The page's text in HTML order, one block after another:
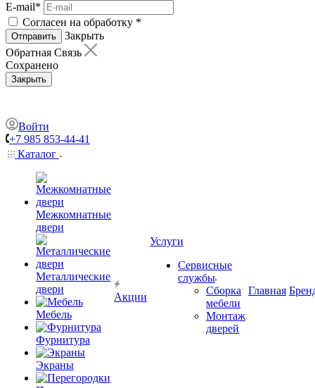
E-mail*
Согласен на обработку *
Отправить
Закрыть
Обратная Связь
Сохранено
Закрыть
Войти
+7 985 853-44-41
Каталог
Межкомнатные
двери
Металлические
двери
Мебель
Фурнитура
Экраны
Акции
Услуги
Сервисные
службы
Сборка
мебели
Монтаж
дверей
Главная